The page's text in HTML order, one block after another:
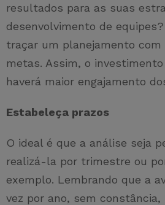
resultados para as suas
desenvolvimento de
traçar um planejamento com
metas. Assim, o
haverá maior engajamento
Estabeleça prazos
O ideal é que a análise seja
realizá-la por trimestre ou
exemplo. Lembrando que a
vez por ano, sem